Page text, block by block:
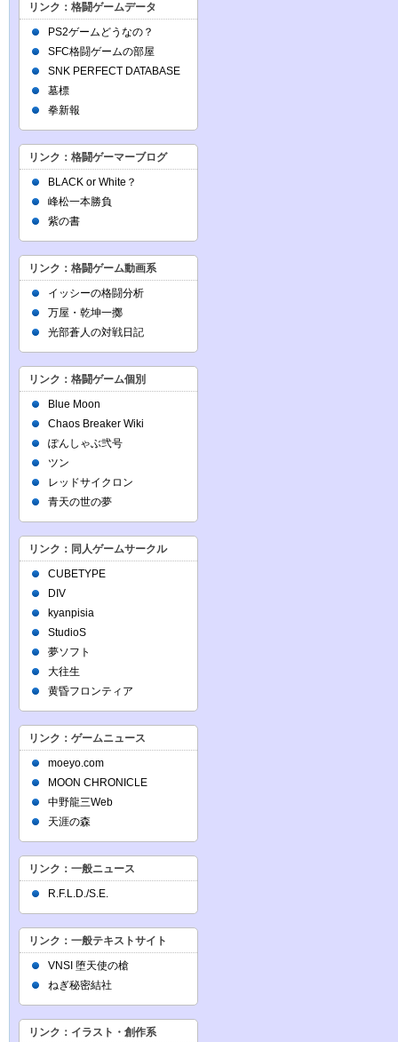
リンク：格闘ゲームデータ
PS2ゲームどうなの？
SFC格闘ゲームの部屋
SNK PERFECT DATABASE
墓標
拳新報
リンク：格闘ゲーマーブログ
BLACK or White？
峰松一本勝負
紫の書
リンク：格闘ゲーム動画系
イッシーの格闘分析
万屋・乾坤一擲
光部蒼人の対戦日記
リンク：格闘ゲーム個別
Blue Moon
Chaos Breaker Wiki
ぽんしゃぶ弐号
ツン
レッドサイクロン
青天の世の夢
リンク：同人ゲームサークル
CUBETYPE
DIV
kyanpisia
StudioS
夢ソフト
大往生
黄昏フロンティア
リンク：ゲームニュース
moeyo.com
MOON CHRONICLE
中野龍三Web
天涯の森
リンク：一般ニュース
R.F.L.D./S.E.
リンク：一般テキストサイト
VNSI 堕天使の槍
ねぎ秘密結社
リンク：イラスト・創作系